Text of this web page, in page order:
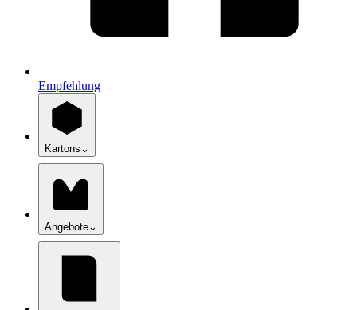
Empfehlung
Kartons ⌄
Angebote⌄